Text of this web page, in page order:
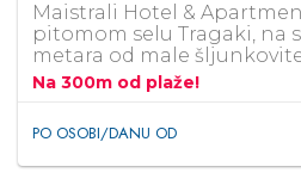
Maistrali Hotel &
pitomom selu Tragaki, na
metara od male
Na 300m od plaže!
PO OSOBI/DANU OD